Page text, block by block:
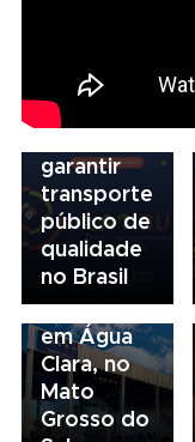
financiamento
garantir
transporte
público de
qualidade
no Brasil
03/08/2026
Volvo
inaugura
concessionária
em Água
Clara, no
Mato
Grosso do